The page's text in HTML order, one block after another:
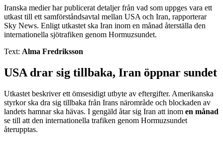
Iranska medier har publicerat detaljer från vad som uppges vara ett
utkast till ett samförståndsavtal mellan USA och Iran, rapporterar
Sky News. Enligt utkastet ska Iran inom en månad återställa den
internationella sjötrafiken genom Hormuzsundet.
Text: Alma Fredriksson
USA drar sig tillbaka, Iran öppnar sundet
Utkastet beskriver ett ömsesidigt utbyte av eftergifter. Amerikanska
styrkor ska dra sig tillbaka från Irans närområde och blockaden av
landets hamnar ska hävas. I gengäld åtar sig Iran att inom en månad
se till att den internationella trafiken genom Hormuzsundet
återupptas.